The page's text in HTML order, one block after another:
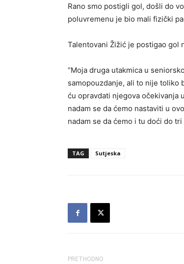
Rano smo postigli gol, došli do
poluvremenu je bio mali fizički
Talentovani Žižić je postigao gol
“Moja druga utakmica u
samopouzdanje, ali to nije toliko
ću opravdati njegova očekivanja
nadam se da ćemo nastaviti u
nadam se da ćemo i tu doći do
TAG Sutjeska
PRETHODNO